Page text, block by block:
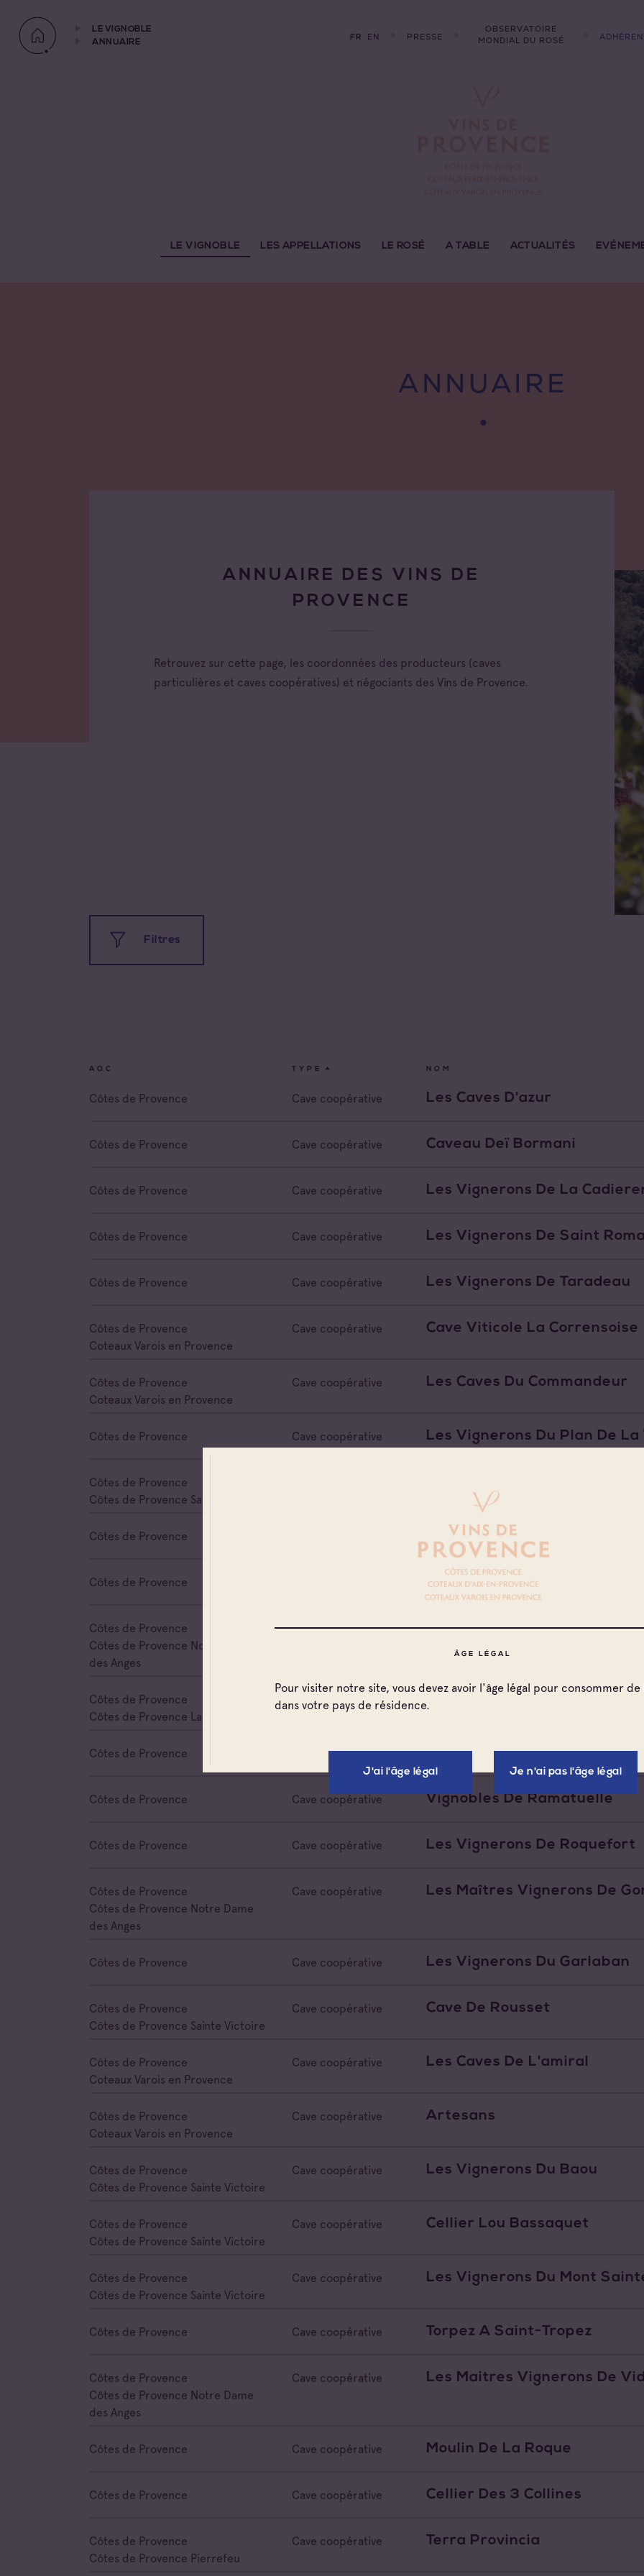
ÂGE LÉGAL
Pour visiter notre site, vous devez avoir l'âge légal pour consommer
dans votre pays de résidence.
J'ai l'âge légal Je n'ai pas l'âge légal
LE VIGNOBLE
ANNUAIRE
FR EN PRESSE
OBSERVATOIRE
MONDIAL DU ROSÉ
LE VIGNOBLE LES APPELLATIONS LE ROSÉ A TABLE ACTUALITÉS
ANNUAIRE
ANNUAIRE DES VINS DE
PROVENCE
Retrouvez sur cette page, les coordonnées des producteurs (caves
particulières et caves coopératives) et négociants des Vins de Provence.
Filtres
Londe
Côtes de Provence Sainte
Cave particulière
Négociant Etranger
Négociant Extérieur
AOC TYPE NOM
Côtes de Provence Cave coopérative Les Caves D'azur
Côtes de Provence Cave coopérative Caveau Deï Bormani
Côtes de Provence Cave coopérative Les Vignerons De La
Côtes de Provence Cave coopérative Les Vignerons De Saint
Côtes de Provence Cave coopérative Les Vignerons De Taradeau
Côtes de Provence
Coteaux Varois en Provence
Cave coopérative Cave Viticole La Corrensoise
Côtes de Provence
Coteaux Varois en Provence
Cave coopérative Les Caves Du Commandeur
Côtes de Provence Cave coopérative Les Vignerons Du Plan De
Côtes de Provence
Côtes de Provence Sainte Victoire
Côtes de Provence Les Vignerons De Grimaud
Côtes de Provence La Guilde Des Vignerons
Côtes de Provence
Côtes de Provence Notre Dame
des Anges
Cave coopérative Les Vignerons Du Luc
Côtes de Provence
Côtes de Provence La Londe
Cave coopérative Cave Des Vignerons Londais
Côtes de Provence Cave coopérative La Lorguaise
Côtes de Provence Cave coopérative Vignobles De Ramatuelle
Côtes de Provence Cave coopérative Les Vignerons De Roquefort
Côtes de Provence
Côtes de Provence Notre Dame
des Anges
Cave coopérative Les Maîtres Vignerons De
Côtes de Provence Cave coopérative Les Vignerons Du Garlaban
Côtes de Provence
Côtes de Provence Sainte Victoire
Cave coopérative Cave De Rousset
Côtes de Provence
Coteaux Varois en Provence
Cave coopérative Les Caves De L'amiral
Côtes de Provence
Coteaux Varois en Provence
Cave coopérative Artesans
Côtes de Provence
Côtes de Provence Sainte Victoire
Cave coopérative Les Vignerons Du Baou
Côtes de Provence
Côtes de Provence Sainte Victoire
Cave coopérative Cellier Lou Bassaquet
Côtes de Provence
Côtes de Provence Sainte Victoire
Cave coopérative Les Vignerons Du Mont
Côtes de Provence Cave coopérative Torpez A Saint-Tropez
Côtes de Provence
Côtes de Provence Notre Dame
des Anges
Cave coopérative Les Maitres Vignerons De
Côtes de Provence Cave coopérative Moulin De La Roque
Côtes de Provence Cave coopérative Cellier Des 3 Collines
Côtes de Provence
Côtes de Provence Pierrefeu
Cave coopérative Terra Provincia